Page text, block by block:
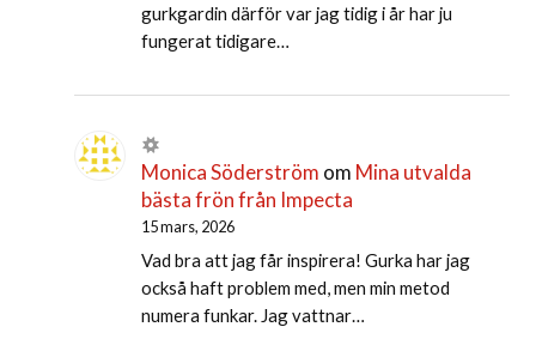
gurkgardin därför var jag tidig i år har ju
fungerat tidigare…
Monica Söderström om Mina utvalda
bästa frön från Impecta
15 mars, 2026
Vad bra att jag får inspirera! Gurka har jag
också haft problem med, men min metod
numera funkar. Jag vattnar…